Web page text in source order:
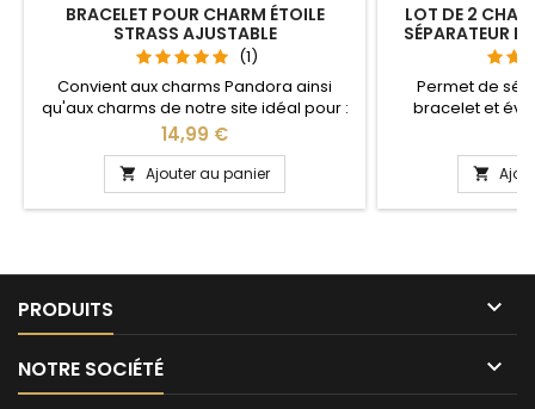
BRACELET POUR CHARM ÉTOILE
STRASS AJUSTABLE
(1)
Convient aux charms Pandora ainsi
qu'aux charms de notre site idéal pour :
Noël, Saint Valentin, anniversaire,
anniversaire de mariage La partie
ajustable se détache d'un coté pour
passer les charms par simple pression
sur le bouton Ajustable pour tous les
Prix
14,99 €
 Ajouter au panier
LOT DE 2
SÉPARATEUR
Permet de
bracelet et
Gnoce et les
site idéal pour
anniversaire,

PRODUITS 
NOTRE SOCIÉTÉ 